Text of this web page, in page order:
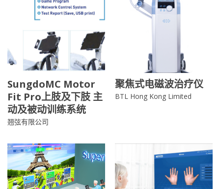
SungdoMC Motor
Fit Pro上肢及下肢 主
动及被动训练系统
翘弦有限公司
聚焦式电磁波治疗仪
BTL Hong Kong Limited